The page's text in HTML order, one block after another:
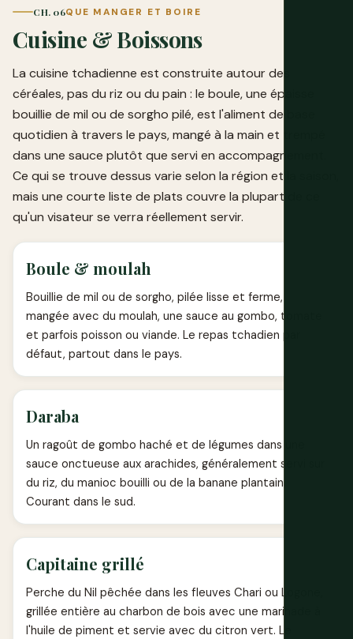
CH. 06QUE MANGER ET BOIRE
Cuisine & Boissons
La cuisine tchadienne est construite autour des
céréales, pas du riz ou du pain : le boule, une épaisse
bouillie de mil ou de sorgho pilé, est l'aliment de base
quotidien à travers le pays, mangé à la main et trempé
dans une sauce plutôt que servi en accompagnement.
Ce qui se trouve dessus varie selon la région et la saison,
mais une courte liste de plats couvre la plupart de ce
qu'un visateur se verra réellement servir.
Boule & moulah
Bouillie de mil ou de sorgho, pilée lisse et ferme,
mangée avec du moulah, une sauce au gombo, tomate
et parfois poisson ou viande. Le repas tchadien par
défaut, partout dans le pays.
Daraba
Un ragoût de gombo haché et de légumes dans une
sauce onctueuse aux arachides, généralement servi sur
du riz, du manioc bouilli ou de la banane plantain.
Courant dans le sud.
Capitaine grillé
Perche du Nil pêchée dans les fleuves Chari ou Logone,
grillée entière au charbon de bois avec une marinade à
l'huile de piment et servie avec du citron vert. Le